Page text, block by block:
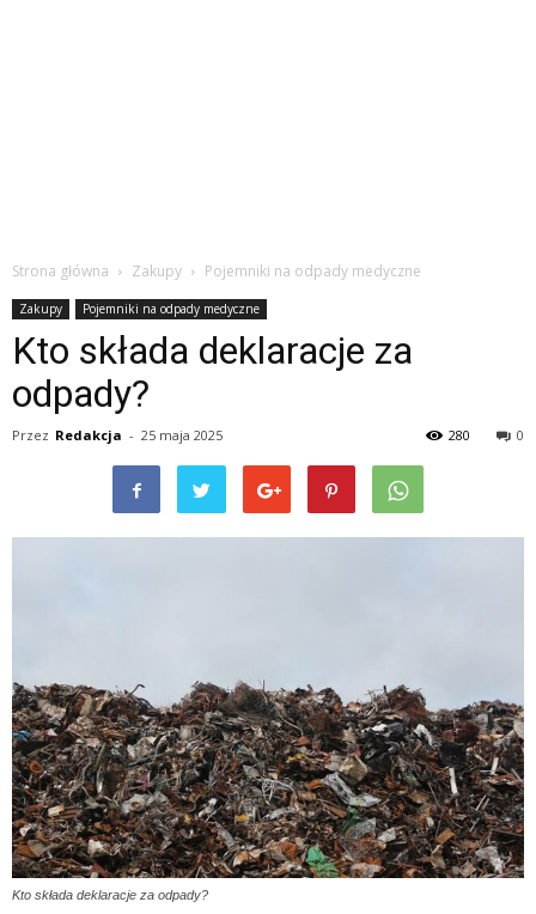
Strona główna Zakupy Pojemniki na odpady medyczne
Zakupy Pojemniki na odpady medyczne
Kto składa deklaracje za
odpady?
Przez Redakcja - 25 maja 2025 0
280
Kto składa deklaracje za odpady?